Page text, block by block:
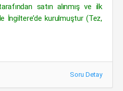
satın alınmış ve ilk
İngiltere’de kurulmuştur (Tez,
Soru Detay